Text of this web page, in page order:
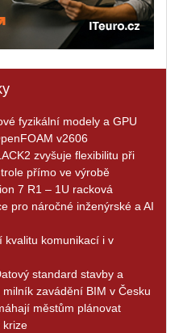
fyzikální modely a GPU
v2606
zvyšuje flexibilitu při
přímo ve výrobě
7 R1 – 1U racková
pro náročné inženýrské a AI
kvalitu komunikací i v
standard stavby a
zavádění BIM v Česku
městům plánovat
krize